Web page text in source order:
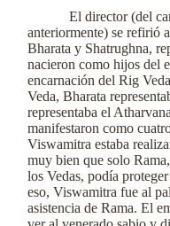
El director (del
anteriormente) se refirió
Bharata y Shatrughna,
nacieron como hijos del
encarnación del Rig
Veda, Bharata
representaba el
manifestaron como
Viswamitra estaba
muy bien que solo
los Vedas, podía
eso, Viswamitra fue al
asistencia de Rama. El